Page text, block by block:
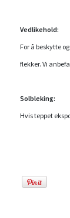
Vedlikehold:
For å beskytte
flekker. Vi
Solbleking:
Hvis teppet